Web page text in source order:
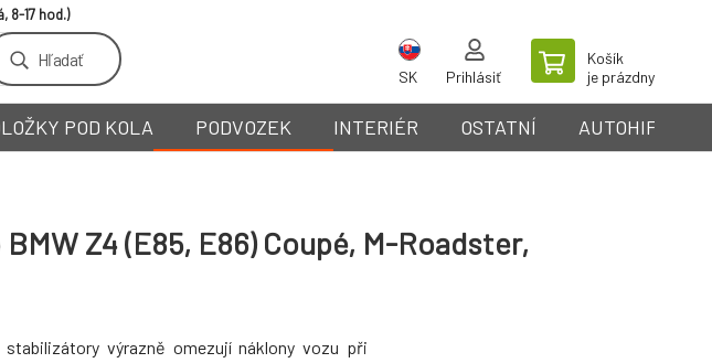
Hľadať
SK Prihlásiť
Košík
je prázdny
POD KOLA PODVOZEK INTERIÉR OSTATNÍ AUTOHIFI
Z4 (E85, E86) Coupé, M-Roadster,
stabilizátory výrazně omezují náklony vozu při